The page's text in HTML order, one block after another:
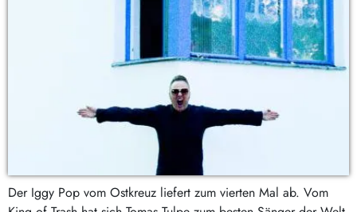
Der Iggy Pop vom Ostkreuz liefert zum vierten Mal ab. Vom